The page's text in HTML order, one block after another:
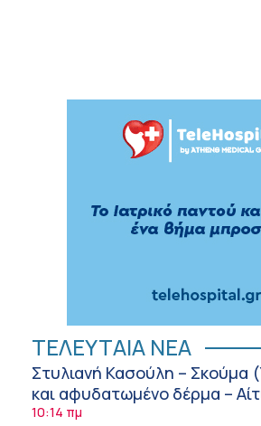
ΤΕΛΕΥΤΑΙΑ ΝΕΑ
Στυλιανή Κασούλη – Σκούμα
και αφυδατωμένο δέρμα –
αντιμετώπιση
10:14 πμ